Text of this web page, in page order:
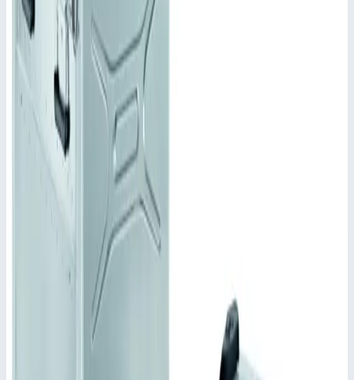
резиновых амортизаторов и 2 гибких перемычек.
Штабелируется благодаря штабельным шишкам и
углублениям.
Изделия одинаковой номинальной глубиной можно
складывать в штабель.
Ручки ZARGES Comfort для эргономичного
обслуживания и нагрузок до 50 кг.
Замок ZARGES Comfort для эргономичного
обслуживания и очень долгий срок службы.
Замки-защелки.
Может поставляться ВЧ-герметичное исполнение в
качестве специального оснащения.
Ключевые преимущества
Для размещения электронных приборов в формате 19"
согласно VG 95446
Разные по глубине и высоте исполнения.
Широкий ассортимент дополнительных
комплектующих.
Степень защиты IP 65 по DIN EN 60529 и IEC 34-
5/529 обеспечивается сварным корпусом и крышкой с
уплотнением по периметру.
Качающаяся рама соединяется с корпусом
посредством 8 резиновых амортизаторов и 2 гибких